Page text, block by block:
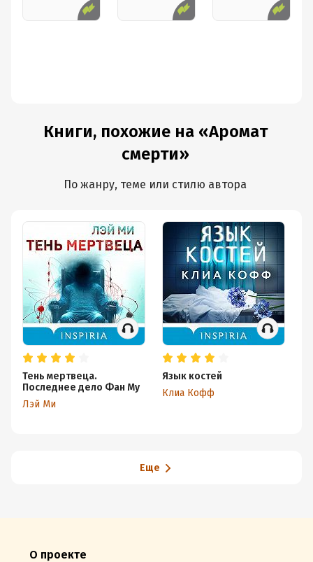
Книги, похожие на «Аромат
смерти»
По жанру, теме или стилю автора
Тень мертвеца.
Последнее дело Фан Му
Лэй Ми
Язык костей
Клиа Кофф
Еще
О проекте